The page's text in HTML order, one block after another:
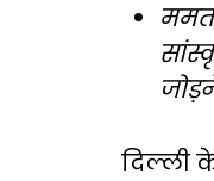
दिल्ली